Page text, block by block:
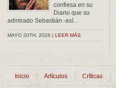
confiesa en su
Diario que su
admirado Sebastián -así...
MAYO 20TH, 2026 | LEER MÁS
Inicio Artículos Críticas